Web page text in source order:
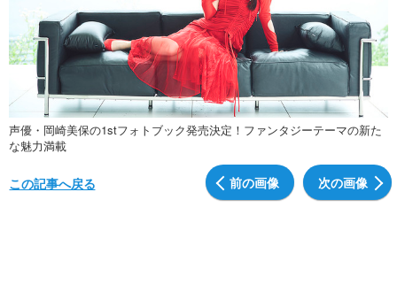
声優・岡崎美保の1stフォトブック発売決定！ファンタジーテーマの新た
な魅力満載
前の画像 次の画像
この記事へ戻る